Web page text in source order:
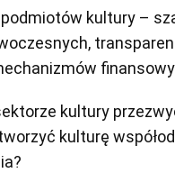
kultury –
kultury
kulturę